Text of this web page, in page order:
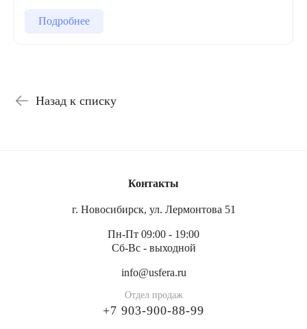
Подробнее
Назад к списку
Контакты
г. Новосибирск, ул. Лермонтова 51
Пн-Пт 09:00 - 19:00
Сб-Вс - выходной
info@usfera.ru
Отдел продаж
+7 903-900-88-99